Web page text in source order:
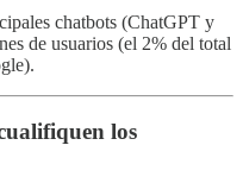
chatbots (ChatGPT y
de usuarios (el 2% del total
los